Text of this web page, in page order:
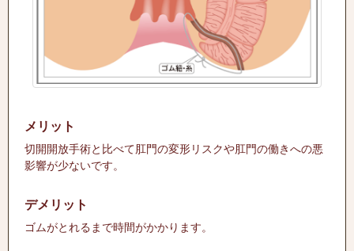
メリット
切開開放手術と比べて肛門の変形リスクや肛門の働きへの悪
影響が少ないです。
デメリット
ゴムがとれるまで時間がかかります。